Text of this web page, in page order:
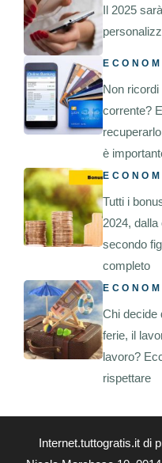
Il 2025
Non
corrente?
è
Tutti i
2024,
secondo
completo
Chi decide
ferie, il
lavoro?
rispettare
Internet.tuttogratis.it di